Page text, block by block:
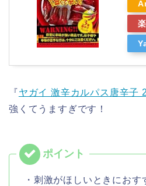
『ヤガイ 激辛カルパス唐辛子
強くてうますぎです！
・刺激がほしいときにおす